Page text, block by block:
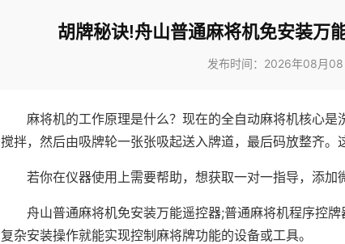
胡牌秘诀!舟山普通麻将机免安装万
发布时间：2026年08月08
麻将机的工作原理是什么？现在的全自动麻将机核心
搅拌，然后由吸牌轮一张张吸起送入牌道，最后码放整齐。
若你在仪器使用上需要帮助，想获取一对一指导，添加
舟山普通麻将机免安装万能遥控器;普通麻将机程序控
复杂安装操作就能实现控制麻将牌功能的设备或工具。